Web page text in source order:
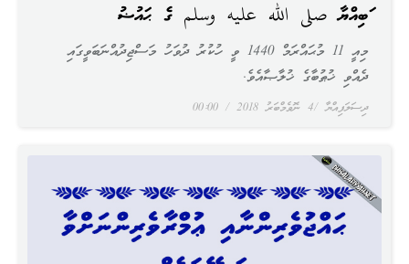
ނަބިއްޔާ صلى الله عليه وسلم ގެ ޙައުޟު
ދިސަލަފިއްޔާ 4 ނޮވެމްބަރު 2018
މިއީ 11 މުޙައްރަމް 1440 ވީ ހުކުރު ދުވަހު މަސްޖިދުއްނަބަވީގައި
ދެއްވި ޚުޠުބާގެ ޚުލާޞާއެވެ.